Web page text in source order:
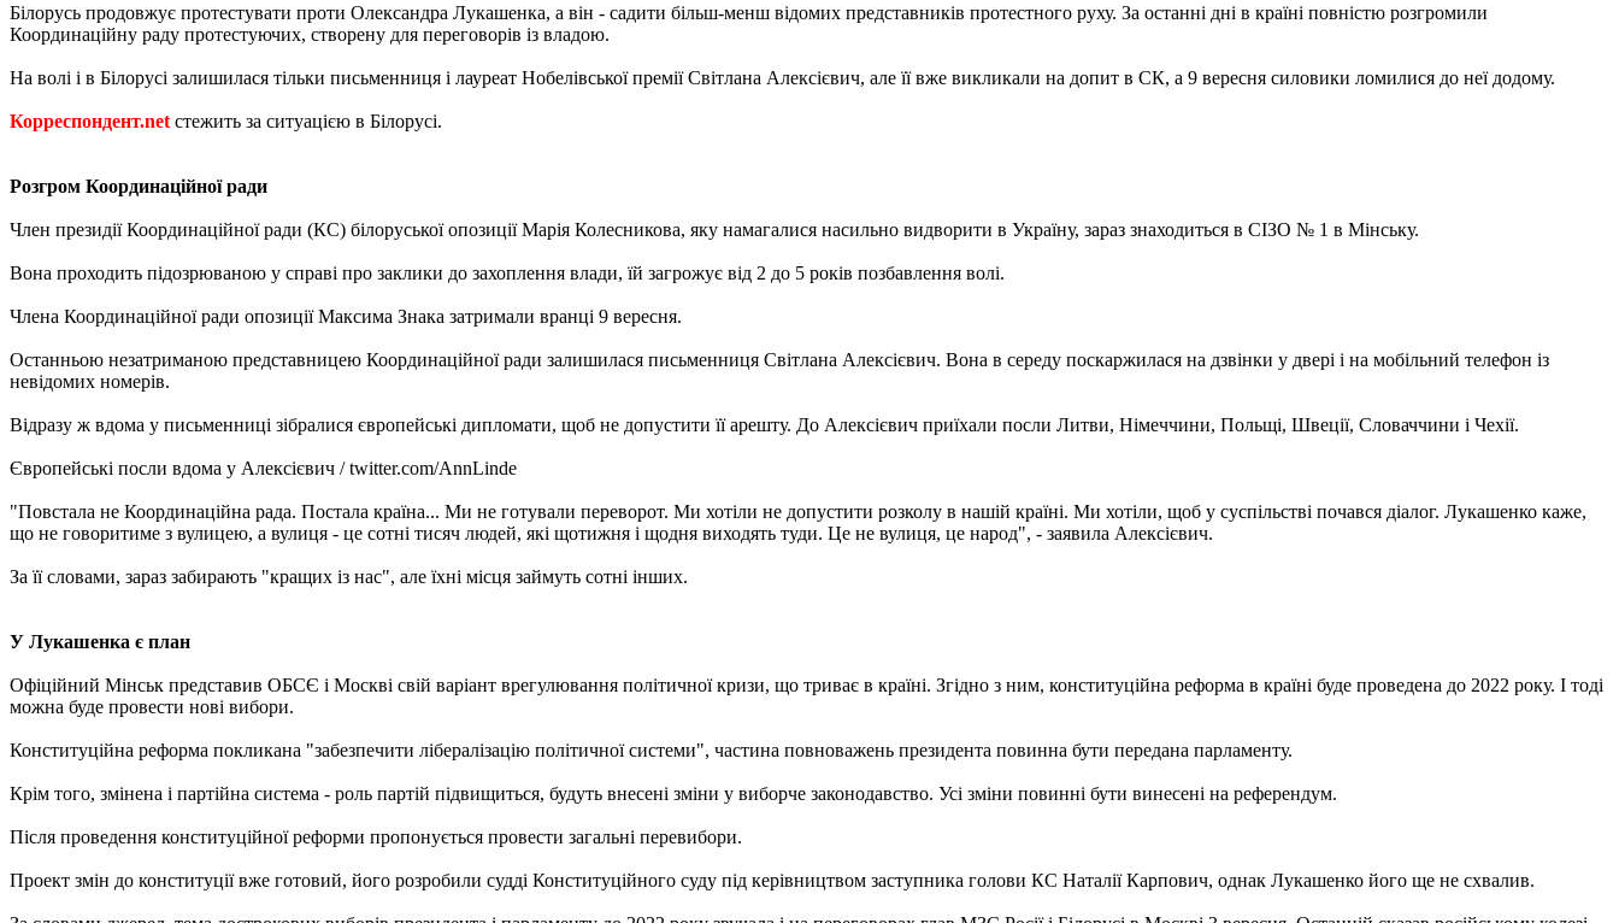
Білорусь продовжує протестувати проти Олександра Лукашенка, а він - садити більш-менш відомих представників протестного руху. За останні дні в країні повністю розгромили
Координаційну раду протестуючих, створену для переговорів із владою.
На волі і в Білорусі залишилася тільки письменниця і лауреат Нобелівської премії Світлана Алексієвич, але її вже викликали на допит в СК, а 9 вересня силовики ломилися до неї додому.
Корреспондент.net стежить за ситуацією в Білорусі.
Розгром Координаційної ради
Член президії Координаційної ради (КС) білоруської опозиції Марія Колесникова, яку намагалися насильно видворити в Україну, зараз знаходиться в СІЗО № 1 в Мінську.
Вона проходить підозрюваною у справі про заклики до захоплення влади, їй загрожує від 2 до 5 років позбавлення волі.
Члена Координаційної ради опозиції Максима Знака затримали вранці 9 вересня.
Останньою незатриманою представницею Координаційної ради залишилася письменниця Світлана Алексієвич. Вона в середу поскаржилася на дзвінки у двері і на мобільний телефон із
невідомих номерів.
Відразу ж вдома у письменниці зібралися європейські дипломати, щоб не допустити її арешту. До Алексієвич приїхали посли Литви, Німеччини, Польщі, Швеції, Словаччини і Чехії.
Європейські посли вдома у Алексієвич / twitter.com/AnnLinde
"Повстала не Координаційна рада. Постала країна... Ми не готували переворот. Ми хотіли не допустити розколу в нашій країні. Ми хотіли, щоб у суспільстві почався діалог. Лукашенко каже,
що не говоритиме з вулицею, а вулиця - це сотні тисяч людей, які щотижня і щодня виходять туди. Це не вулиця, це народ", - заявила Алексієвич.
За її словами, зараз забирають "кращих із нас", але їхні місця займуть сотні інших.
У Лукашенка є план
Офіційний Мінськ представив ОБСЄ і Москві свій варіант врегулювання політичної кризи, що триває в країні. Згідно з ним, конституційна реформа в країні буде проведена до 2022 року. І тоді
можна буде провести нові вибори.
Конституційна реформа покликана "забезпечити лібералізацію політичної системи", частина повноважень президента повинна бути передана парламенту.
Крім того, змінена і партійна система - роль партій підвищиться, будуть внесені зміни у виборче законодавство. Усі зміни повинні бути винесені на референдум.
Після проведення конституційної реформи пропонується провести загальні перевибори.
Проект змін до конституції вже готовий, його розробили судді Конституційного суду під керівництвом заступника голови КС Наталії Карпович, однак Лукашенко його ще не схвалив.